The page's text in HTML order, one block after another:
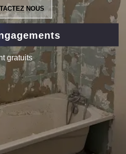
NOUS
gratuits